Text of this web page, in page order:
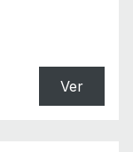
Ver